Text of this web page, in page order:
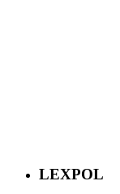
LEXPOL